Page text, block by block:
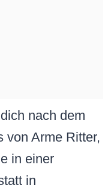
nach dem
von Arme Ritter,
in einer
in